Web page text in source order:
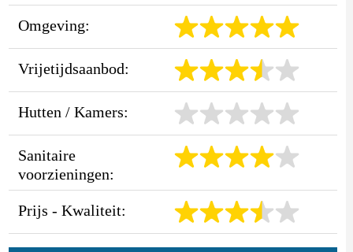
Omgeving:
Vrijetijdsaanbod:
Hutten / Kamers:
Sanitaire
voorzieningen:
Prijs - Kwaliteit: